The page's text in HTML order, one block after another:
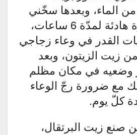
من الماء، وبعدها سخّني
القدر على حرارة هادئة لمدّة 6 ساعات،
القدر في وعاء زجاجي
زيت الزيتون، وبعد
وضعيه في مكان مظلم
وذلك مع ضرورة رجّ الوعاء
كلّ يوم.
صنع زيت البرتقال،